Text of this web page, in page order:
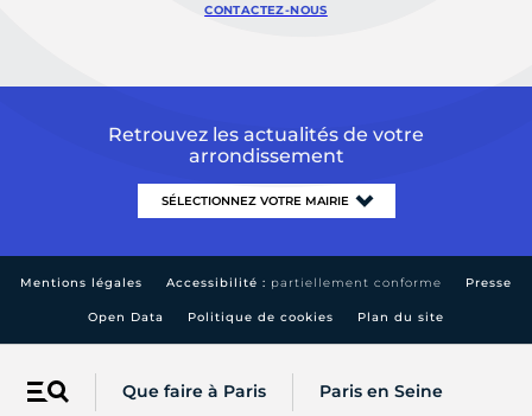
Menu Que faire à Paris Paris en Seine
CONTACTEZ-NOUS
Retrouvez les actualités de votre
arrondissement
Mentions légales Accessibilité : partiellement conforme Presse
Open Data Politique de cookies Plan du site